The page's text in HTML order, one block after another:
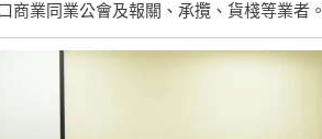
業同業公會及報關、承攬、貨棧等業者。